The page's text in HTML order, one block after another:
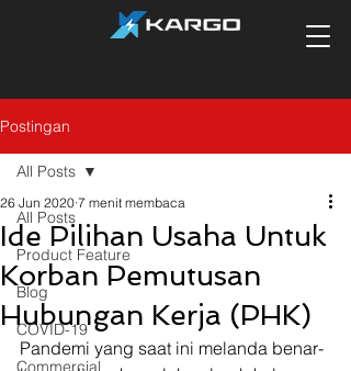
Postingan
All Posts
Product Feature
Blog
COVID-19
Commercial
All Posts
Ide Pilihan Usaha Untuk
Korban Pemutusan
Hubungan Kerja (PHK)
26 Jun 2020 7 menit membaca
Pandemi yang saat ini melanda benar-